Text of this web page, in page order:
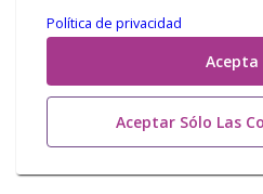
Política de privacidad
Aceptar Sólo Las